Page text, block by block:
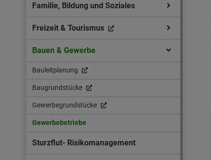
Familie, Bildung und Soziales
Freizeit & Tourismus
Bauen & Gewerbe
Bauleitplanung
Baugrundstücke
Gewerbegrundstücke
Gewerbebetriebe
Sturzflut- Risikomanagement